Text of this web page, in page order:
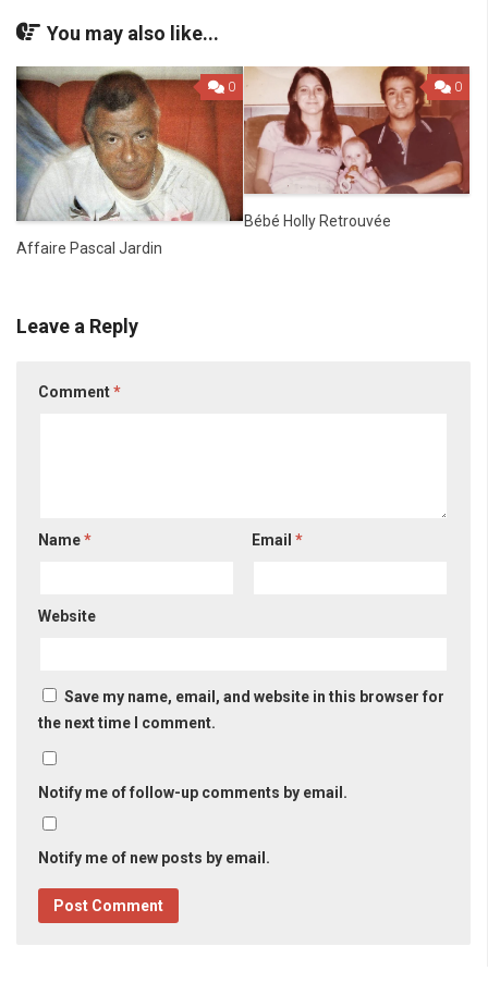
You may also like...
0
Affaire Pascal Jardin
0
Bébé Holly Retrouvée
Leave a Reply
Comment*
Name* Email*
Website
Save my name, email, and website in this browser for
the next time I comment.
Notify me of follow-up comments by email.
Notify me of new posts by email.